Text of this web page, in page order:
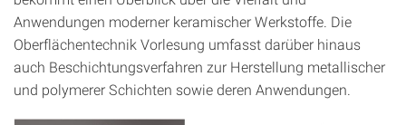
Anwendungen moderner keramischer Werkstoffe. Die
Oberflächentechnik Vorlesung umfasst darüber hinaus
auch Beschichtungsverfahren zur Herstellung metallischer
und polymerer Schichten sowie deren Anwendungen.